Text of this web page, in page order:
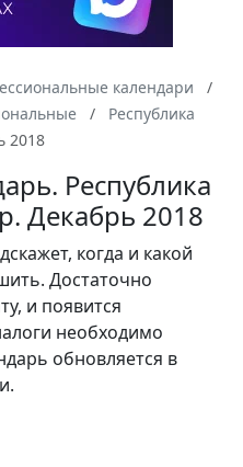
календари
Республика
2018
Республика
Декабрь 2018
когда и какой
Достаточно
и появится
необходимо
обновляется в